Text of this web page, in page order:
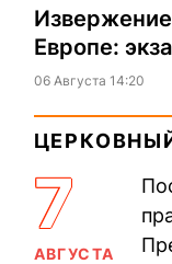
Извержение
Европе:
06 Августа 14:20
7
АВГУСТА